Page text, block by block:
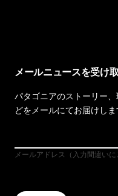
メールニュースを受け
パタゴニアのストーリー
どをメールにてお届けしま
メールアドレス（入力間違いに